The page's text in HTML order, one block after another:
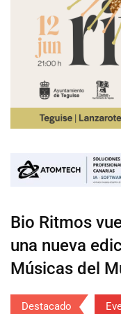
Bio Ritmos
una nueva
Músicas del
Destacado